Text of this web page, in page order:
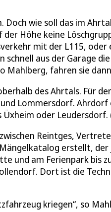
wie soll das im
Höhe keine
mit der L115,
aus der Garage
Mahlberg, fahren sie
des Ahrtals. Für
Lommersdorf.
oder Leudersdorf.
Reintges,
erstellt,
und am Ferienpark bis
Dort ist die
kriegen“, so